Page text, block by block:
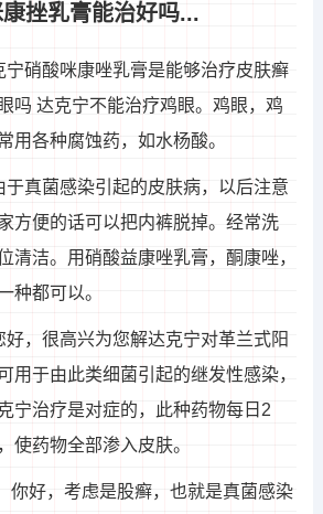
挫乳膏能治好吗...
宁硝酸咪康唑乳膏是能够治疗皮肤癣
吗 达克宁不能治疗鸡眼。鸡眼，鸡
用各种腐蚀药，如水杨酸。
于真菌感染引起的皮肤病，以后注意
方便的话可以把内裤脱掉。经常洗
清洁。用硝酸益康唑乳膏，酮康唑，
种都可以。
好，很高兴为您解达克宁对革兰式阳
用于由此类细菌引起的继发性感染，
宁治疗是对症的，此种药物每日2
使药物全部渗入皮肤。
你好，考虑是股癣，也就是真菌感染